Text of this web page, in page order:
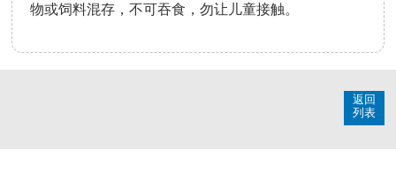
物或饲料混存，不可吞食，勿让儿童接触。
返回
列表